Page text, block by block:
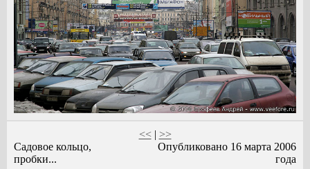
<<| >>
Садовое кольцо,
пробки...
Опубликовано 16 марта 2006
года